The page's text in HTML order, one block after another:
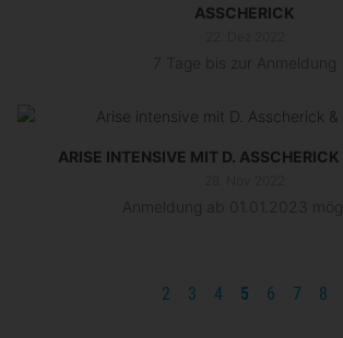
ASSCHERICK
7 Tage bis zur Anmeldung
ARISE INTENSIVE MIT D. ASSCHERICK
Anmeldung ab 01.01.2023
2 3 4 5 6 7 8